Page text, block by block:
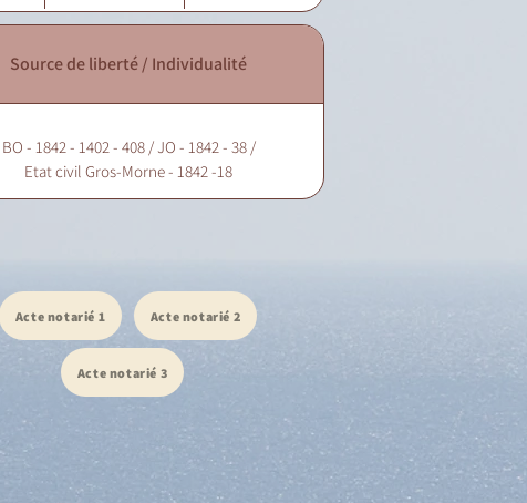
Source de liberté / Individualité
BO - 1842 - 1402 - 408 / JO - 1842 - 38 /
Etat civil Gros-Morne - 1842 -18
Acte notarié 1 Acte notarié 2
Acte notarié 3